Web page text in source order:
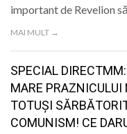
important de Revelion
MAI MULT →
SPECIAL
MARE PRAZNICULUI
TOTUȘI
COMUNISM! CE